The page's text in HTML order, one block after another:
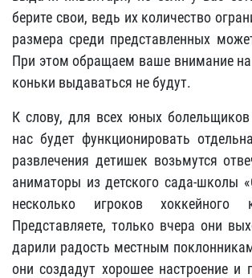
берите свои, ведь их количество
размера среди представленных
При этом обращаем ваше внимание на
коньки выдаваться не будут.
К слову, для всех юных
нас будет функционировать
развлечения детишек возьмутся
аниматоры из детского сада-школы
несколько игроков хоккейного
Представляете, только вчера они
дарили радость местным
они создадут хорошее настроение и